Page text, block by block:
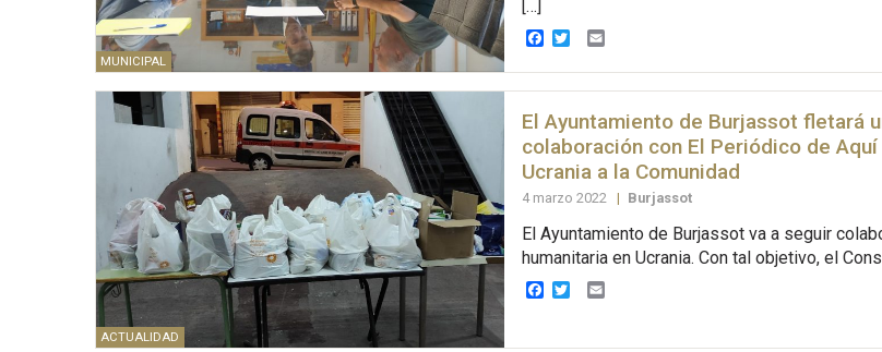
MUNICIPAL
[…]
Facebook
TwitterEmail
ACTUALIDAD
El Ayuntamiento de Burjassot fletará
colaboración con El Periódico de
Ucrania a la Comunidad
4 marzo 2022 | Burjassot
El Ayuntamiento de Burjassot va a seguir
humanitaria en Ucrania. Con tal objetivo, el
Facebook
TwitterEmail